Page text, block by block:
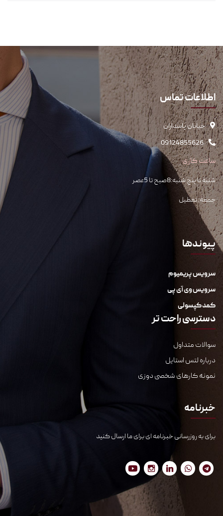
اطلاعات تماس
خیابان پاسداران
09124855626
ساعت کاری
شنبه تا پنج شنبه:8صبح تا 5عصر
جمعه: تعطیل
پیوندها
سرویس پریمیوم
سرویس وی آی پی
کمد کپسولی
دسترسی راحت تر
سوالات متداول
درباره لتس استایل
نمونه کارهای شخصی دوزی
خبرنامه
برای به روزرسانی خبرنامه ای برای ما ارسال کنید